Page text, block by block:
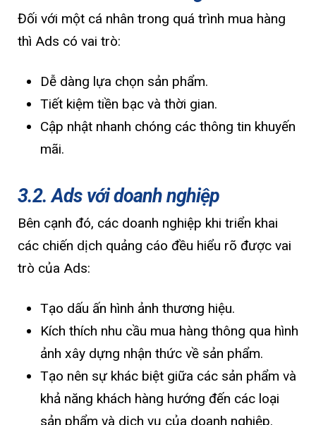
Đối với một cá nhân trong quá trình mua hàng
thì Ads có vai trò:
Dễ dàng lựa chọn sản phẩm.
Tiết kiệm tiền bạc và thời gian.
Cập nhật nhanh chóng các thông tin khuyến
mãi.
3.2. Ads với doanh nghiệp
Bên cạnh đó, các doanh nghiệp khi triển khai
các chiến dịch quảng cáo đều hiểu rõ được vai
trò của Ads:
Tạo dấu ấn hình ảnh thương hiệu.
Kích thích nhu cầu mua hàng thông qua hình
ảnh xây dựng nhận thức về sản phẩm.
Tạo nên sự khác biệt giữa các sản phẩm và
khả năng khách hàng hướng đến các loại
sản phẩm và dịch vụ của doanh nghiệp.